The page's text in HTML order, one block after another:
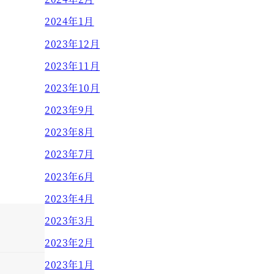
2024年1月
2023年12月
2023年11月
2023年10月
2023年9月
2023年8月
2023年7月
2023年6月
2023年4月
2023年3月
2023年2月
2023年1月